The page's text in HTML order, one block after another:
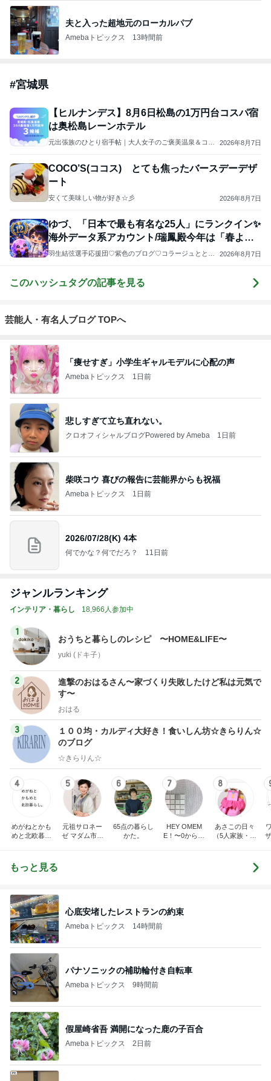
夫と入った超地元のローカルパブ
Amebaトピックス 13時間前
#宮城県
【ヒルナンデス】8月6日松島の1万円台コスパ宿
は奥松島レーンホテル
元出張族のひとり宿手帖｜大人女子のご褒美温泉＆コス
2026年8月7日
COCO’S(ココス) とても焦ったバースデーデザ
ート
安くて美味しい物が好き☆彡 2026年8月7日
ゆづ、「日本で最も有名な25人」にランクイン✨
海外データ系アカウント/瑞鳳殿今年は「春よ、
来い」
羽生結弦選手応援団♡紫色のブログ♡コラージュととも
2026年8月7日
このハッシュタグの記事を見る
芸能人・有名人ブログ TOPへ
「痩せすぎ」小学生ギャルモデルに心配の声
Amebaトピックス 1日前
悲しすぎて立ち直れない。
クロオフィシャルブログPowered by Ameba 1日前
柴咲コウ 喜びの報告に芸能界からも祝福
Amebaトピックス 1日前
2026/07/28(K) 4本
何でかな？何でだろ？ 11日前
ジャンルランキング
インテリア・暮らし 18,966人参加中
1
おうちと暮らしのレシピ 〜HOME&LIFE〜
yuki (ドキ子）
2
進撃のおはるさん〜家づくり失敗したけど私は元気で
す〜
おはる
3
１００均・カルディ大好き！食いしん坊☆きらりん☆
のブログ
☆きらりん☆
4
めがねとかも
めと北欧暮ら
5
元祖サロネー
ゼ マダム市川
6
65点の暮らし
かた。
7
HEY OMEM
E！〜0からの
8
あさこの日々
（5人家族・投
もっと見る
心底安堵したレストランの約束
Amebaトピックス 14時間前
パナソニックの補助輪付き自転車
Amebaトピックス 9時間前
假屋崎省吾 満開になった鹿の子百合
Amebaトピックス 2日前